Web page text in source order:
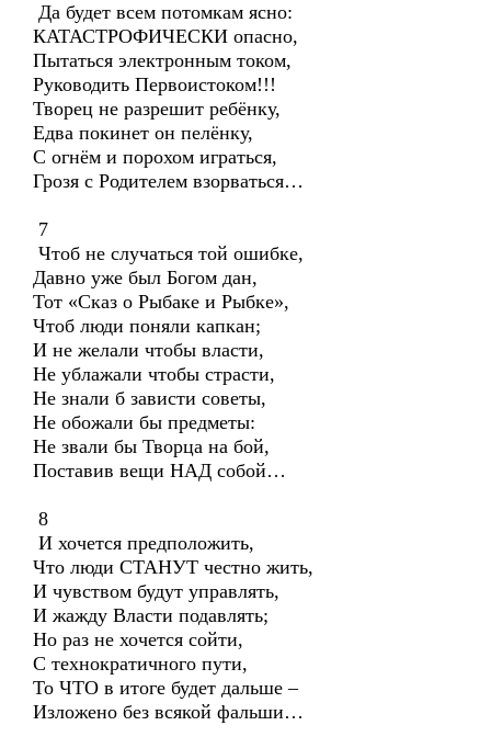
Да будет всем потомкам ясно:
КАТАСТРОФИЧЕСКИ опасно,
Пытаться электронным током,
Руководить Первоистоком!!!
Творец не разрешит ребёнку,
Едва покинет он пелёнку,
С огнём и порохом играться,
Грозя с Родителем взорваться…
7
Чтоб не случаться той ошибке,
Давно уже был Богом дан,
Тот «Сказ о Рыбаке и Рыбке»,
Чтоб люди поняли капкан;
И не желали чтобы власти,
Не ублажали чтобы страсти,
Не знали б зависти советы,
Не обожали бы предметы:
Не звали бы Творца на бой,
Поставив вещи НАД собой…
8
И хочется предположить,
Что люди СТАНУТ честно жить,
И чувством будут управлять,
И жажду Власти подавлять;
Но раз не хочется сойти,
С технократичного пути,
То ЧТО в итоге будет дальше –
Изложено без всякой фальши…